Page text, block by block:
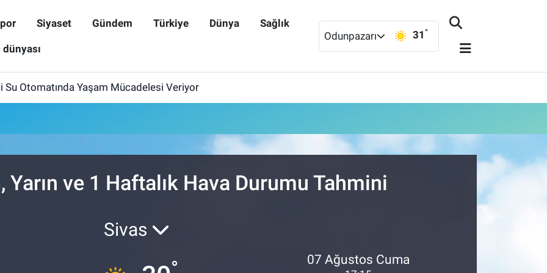
Siyaset Gündem Türkiye Dünya Sağlık
Odunpazarı 31 °
Su Otomatında Yaşam Mücadelesi Veriyor
Yarın ve 1 Haftalık Hava Durumu Tahmini
Sivas
° 07 Ağustos Cuma